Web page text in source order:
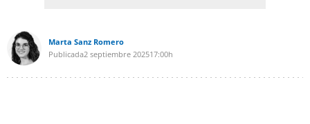
Marta Sanz Romero
Publicada2 septiembre 202517:00h